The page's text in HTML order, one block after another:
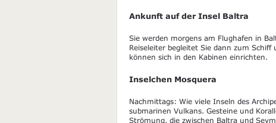
Ankunft auf der Insel Baltra
Sie werden morgens am Flughafen in
Reiseleiter begleitet Sie dann zum
können sich in den Kabinen einrichten.
Inselchen Mosquera
Nachmittags: Wie viele Inseln des
submarinen Vulkans. Gesteine und
Strömung, die zwischen Baltra und